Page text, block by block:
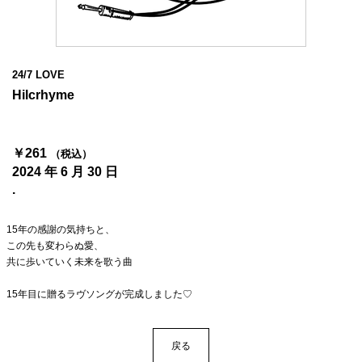
24/7 LOVE
Hilcrhyme
￥261 （税込）
2024 年 6 月 30 日
.
15年の感謝の気持ちと、
この先も変わらぬ愛、
共に歩いていく未来を歌う曲
15年目に贈るラヴソングが完成しました♡
戻る